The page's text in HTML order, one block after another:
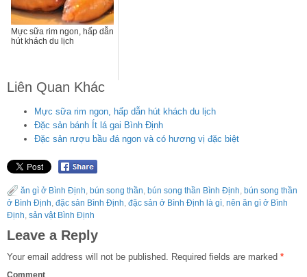
Mực sữa rim ngon, hấp dẫn
hút khách du lịch
Liên Quan Khác
Mực sữa rim ngon, hấp dẫn hút khách du lịch
Đặc sản bánh Ít lá gai Bình Định
Đặc sản rượu bầu đá ngon và có hương vị đặc biệt
ăn gì ở Bình Định bún song thần bún song thần Bình Định bún song thần
ở Bình Định đặc sản Bình Định đặc sản ở Bình Định là gì nên ăn gì ở Bình
Định sản vật Bình Định
Leave a Reply
Your email address will not be published. Required fields are marked *
Comment